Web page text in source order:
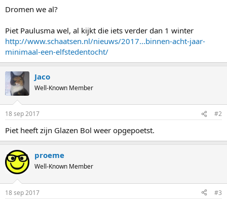
t
r
m
Dromen we al?
Piet Paulusma wel, al kijkt die iets verder dan 1 winter
http://www.schaatsen.nl/nieuws/2017...binnen-acht-jaar-
minimaal-een-elfstedentocht/
Jaco
Well-Known Member
18 sep 2017 #2
Piet heeft zijn Glazen Bol weer opgepoetst.
proeme
Well-Known Member
18 sep 2017 #3